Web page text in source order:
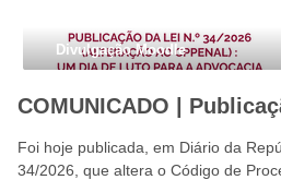
Divulgação Moodle
Foi hoje publicada, em Diário da
34/2026, que altera o Código de